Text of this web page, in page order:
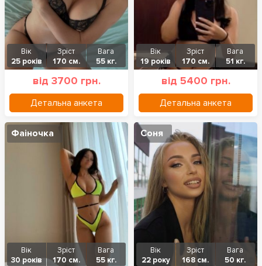
Вік
25 років
Зріст
170 см.
Вага
55 кг.
від 3700 грн.
Детальна анкета
Вік
19 років
Зріст
170 см.
Вага
51 кг.
від 5400 грн.
Детальна анкета
Фаіночка
Вік
30 років
Зріст
170 см.
Вага
55 кг.
Соня
Вік
22 року
Зріст
168 см.
Вага
50 кг.